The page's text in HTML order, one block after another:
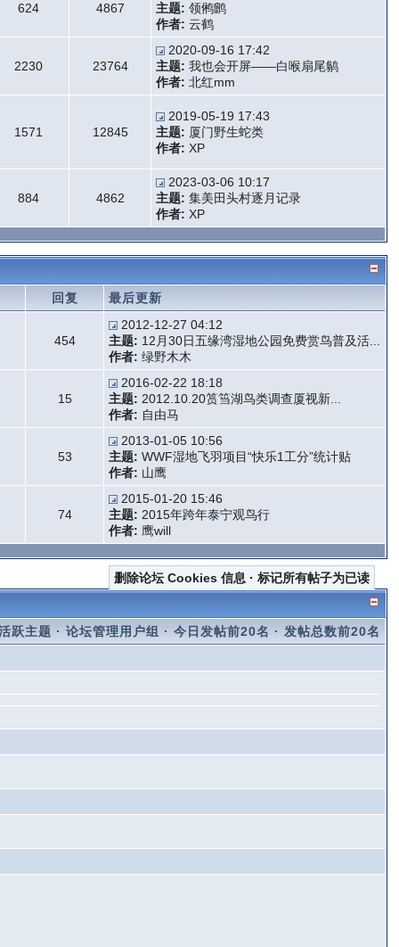
624 4867
主题: 领鸺鹠
作者: 云鹤
2230 23764
2020-09-16 17:42
主题: 我也会开屏——白喉扇尾鹟
作者: 北红mm
1571 12845
2019-05-19 17:43
主题: 厦门野生蛇类
作者: XP
884 4862
2023-03-06 10:17
主题: 集美田头村逐月记录
作者: XP
回复 最后更新
454
2012-12-27 04:12
主题: 12月30日五缘湾湿地公园免费赏鸟普及活...
作者: 绿野木木
15
2016-02-22 18:18
主题: 2012.10.20筼筜湖鸟类调查厦视新...
作者: 自由马
53
2013-01-05 10:56
主题: WWF湿地飞羽项目“快乐1工分”统计贴
作者: 山鹰
74
2015-01-20 15:46
主题: 2015年跨年泰宁观鸟行
作者: 鹰will
删除论坛 Cookies 信息 · 标记所有帖子为已读
跃主题 ·论坛管理用户组 ·今日发帖前20名 · 发帖总数前20名